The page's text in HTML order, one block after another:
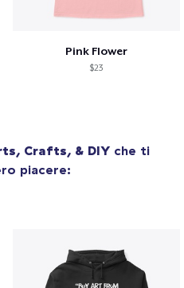
Pink Flower
$23
Crafts, & DIYche ti
piacere: